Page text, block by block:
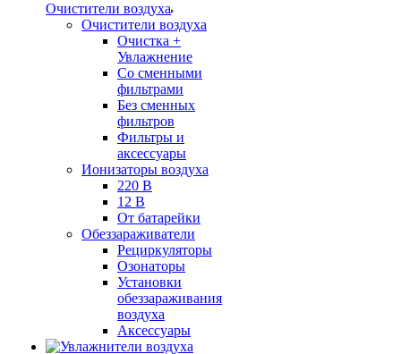
Очистители воздуха
Очистители воздуха
Очистка +
Увлажнение
Cо сменными
фильтрами
Без сменных
фильтров
Фильтры и
аксессуары
Ионизаторы воздуха
220 В
12 В
От батарейки
Обеззараживатели
Рециркуляторы
Озонаторы
Установки
обеззараживания
воздуха
Аксессуары